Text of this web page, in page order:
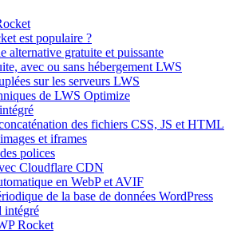
est populaire ?
alternative gratuite et puissante
avec ou sans hébergement LWS
sur les serveurs LWS
de LWS Optimize
des fichiers CSS, JS et HTML
et iframes
polices
Cloudflare CDN
en WebP et AVIF
de la base de données WordPress
intégré
Rocket